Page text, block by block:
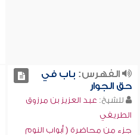
الفهرس: باب في
حق الجوار
للشيخ: عبد العزيز بن مرزوق
الطريفي
جزء من محاضرة ( أبواب النوم